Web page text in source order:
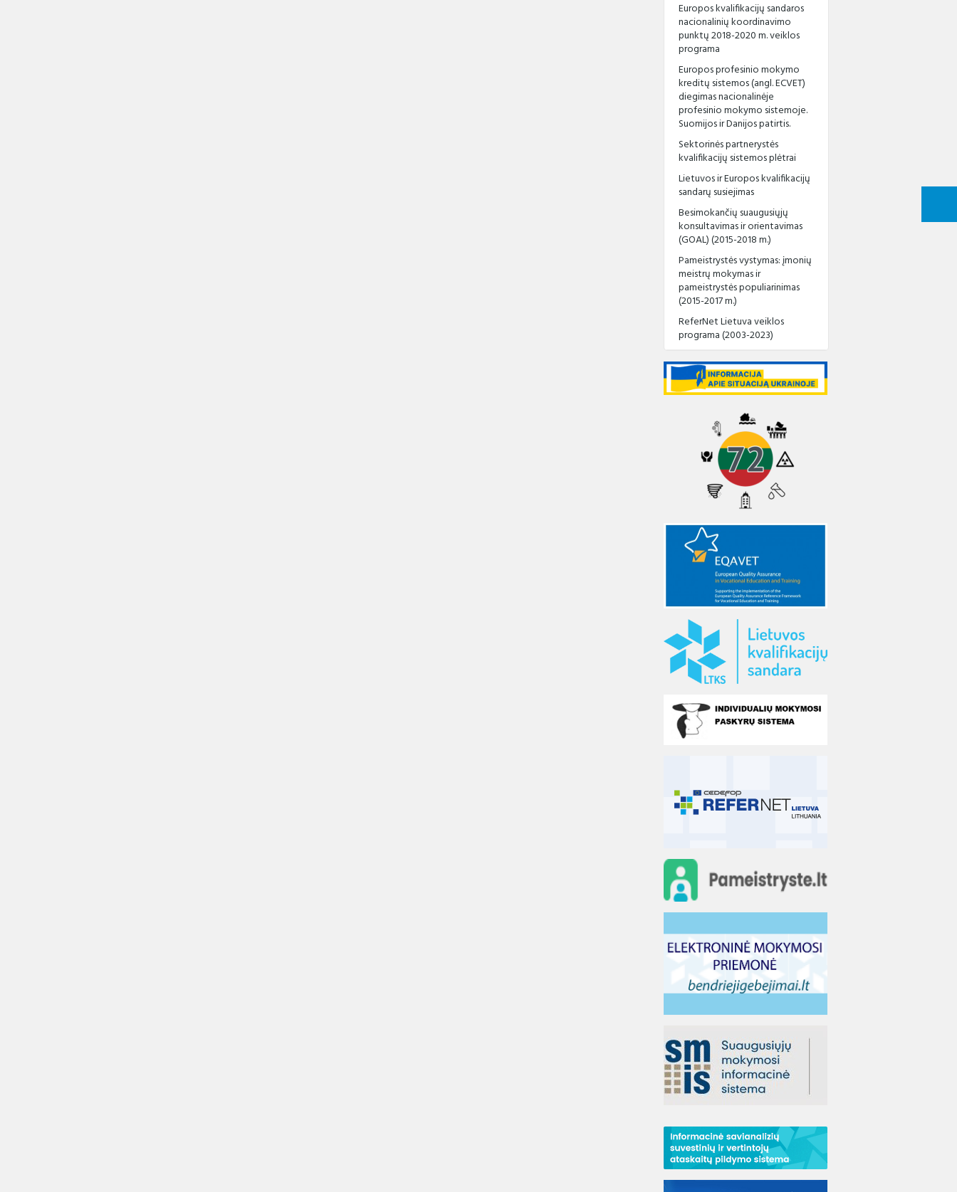
Europos kvalifikacijų sandaros
nacionalinių koordinavimo
punktų 2018-2020 m. veiklos
programa
Europos profesinio mokymo
kreditų sistemos (angl. ECVET)
diegimas nacionalinėje
profesinio mokymo sistemoje.
Suomijos ir Danijos patirtis.
Sektorinės partnerystės
kvalifikacijų sistemos plėtrai
Lietuvos ir Europos kvalifikacijų
sandarų susiejimas
Besimokančių suaugusiųjų
konsultavimas ir orientavimas
(GOAL) (2015-2018 m.)
Pameistrystės vystymas: įmonių
meistrų mokymas ir
pameistrystės populiarinimas
(2015-2017 m.)
ReferNet Lietuva veiklos
programa (2003-2023)